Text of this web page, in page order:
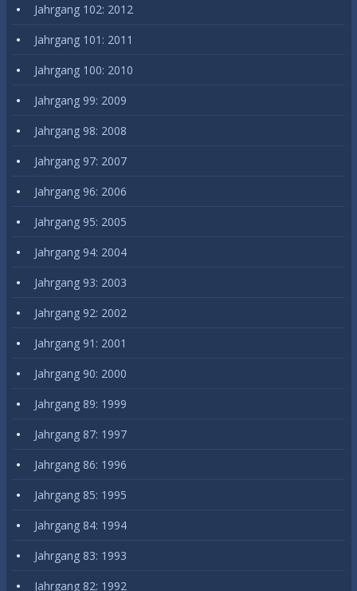
Jahrgang 102: 2012
Jahrgang 101: 2011
Jahrgang 100: 2010
Jahrgang 99: 2009
Jahrgang 98: 2008
Jahrgang 97: 2007
Jahrgang 96: 2006
Jahrgang 95: 2005
Jahrgang 94: 2004
Jahrgang 93: 2003
Jahrgang 92: 2002
Jahrgang 91: 2001
Jahrgang 90: 2000
Jahrgang 89: 1999
Jahrgang 87: 1997
Jahrgang 86: 1996
Jahrgang 85: 1995
Jahrgang 84: 1994
Jahrgang 83: 1993
Jahrgang 82: 1992